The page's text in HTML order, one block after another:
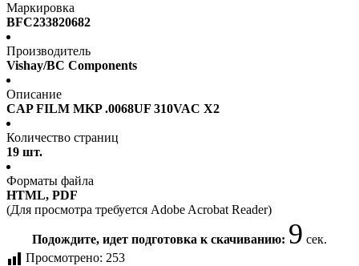
Маркировка
BFC233820682
Производитель
Vishay/BC Components
Описание
CAP FILM MKP .0068UF 310VAC X2
Количество страниц
19 шт.
Форматы файла
HTML, PDF
(Для просмотра требуется Adobe Acrobat Reader)
Подождите, идет подготовка к скачиванию: 9 сек.
Просмотрено: 253